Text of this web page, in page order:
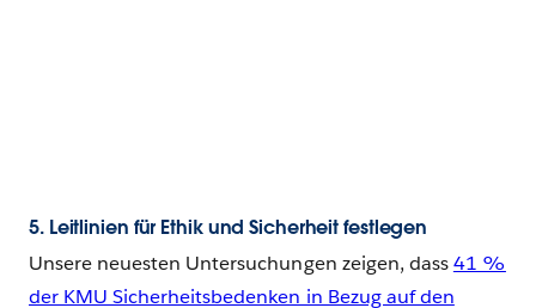
5. Leitlinien für Ethik und Sicherheit festlegen
Unsere neuesten Untersuchungen zeigen, dass41 %
der KMU Sicherheitsbedenken in Bezug auf den